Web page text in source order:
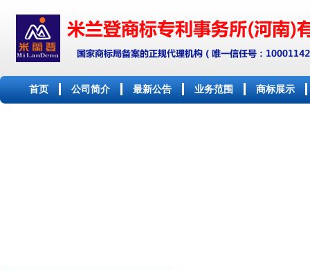
首页 公司简介 最新公告 业务范围 商标展示